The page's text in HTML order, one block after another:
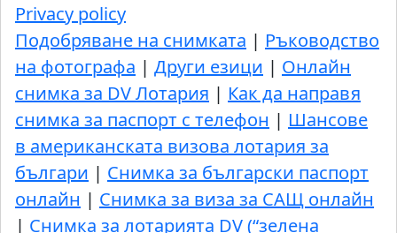
Privacy policy
Подобряване на снимката | Ръководство
на фотографа | Други езици | Онлайн
снимка за DV Лотария | Как да направя
снимка за паспорт с телефон | Шансове
в американската визова лотария за
българи | Снимка за български паспорт
онлайн | Снимка за виза за САЩ онлайн
| Снимка за лотарията DV (“зелена